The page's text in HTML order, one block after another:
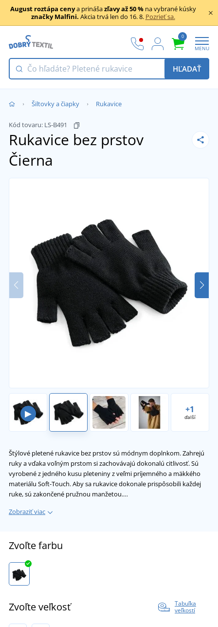
August roztápa cenya prinášazľavy až 50 %na vybrané kúsky
značky Malfini. Akcia trvá len do 16. 8. Pozrieť sa.
0
MENU
HĽADAŤ
Šiltovky a čiapky Rukavice
Kód tovaru: LS-B491
Rukavice bez prstov
Čierna
▶ +1
ďalší
Štýlové pletené rukavice bez prstov sú módnym doplnkom. Zahrejú
ruky a vďaka voľným prstom si zachovávajú dokonalú citlivosť. Sú
vyrobené z jedného kusu pleteniny z veľmi príjemného a mäkkého
materiálu Soft-Touch. Aby sa rukavice dokonale prispôsobili každej
ruke, sú zakončené pružnou manžetou.…
Zobraziť viac
Zvoľte farbu
Zvoľte veľkosť
Tabuľka
veľkostí